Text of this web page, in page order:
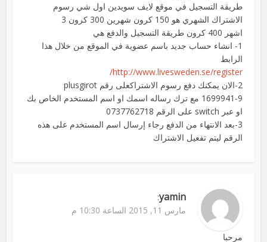
طريقة التسجيل في موقع لايف سويدين اول شي رسوم
الاشتراك الشهري هو 150 كرون شهرين 300 كرون 3
اشهر 400 كرون طريقة التسجيل والدفع هي
1- انشاء حساب جديد باسم عضوية في الموقع من خلال هذا
الرابط
http://www.livesweden.se/register/
2-الان يمكنك دفع رسوم الاشتراكعلى رقم plusgirot
1699941-9 مع ترك رساله اسمك او اسم المستخدم الخاص بك
او عبر switch على الرقم 0737762718
3-بعد الانتهاء من الدفع رجاء إرسال اسم المستخدم على هذه
الرقم ليتم تفعيل الاشتراك
yamin
:
مارس 11, 2015 الساعة 10:30 م
مرحبا